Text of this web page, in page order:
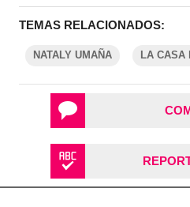
TEMAS RELACIONADOS:
NATALY UMAÑA LA CASA